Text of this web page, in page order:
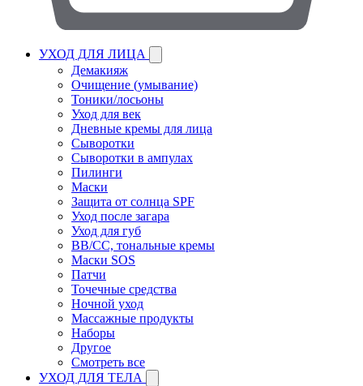
УХОД ДЛЯ ЛИЦА
Демакияж
Очищение (умывание)
Тоники/лосьоны
Уход для век
Дневные кремы для лица
Сыворотки
Сыворотки в ампулах
Пилинги
Маски
Защита от солнца SPF
Уход после загара
Уход для губ
BB/CC, тональные кремы
Маски SOS
Патчи
Точечные средства
Ночной уход
Массажные продукты
Наборы
Другое
Смотреть все
УХОД ДЛЯ ТЕЛА